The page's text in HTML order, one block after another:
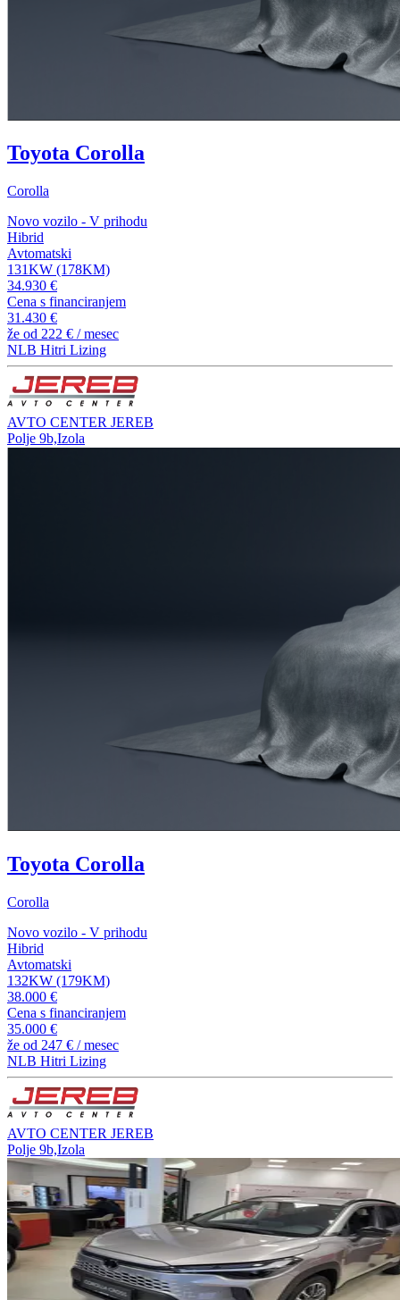
Toyota Corolla
Corolla
Novo vozilo - V prihodu
Hibrid
Avtomatski
131KW (178KM)
34.930 €
Cena s financiranjem
31.430 €
že od 222 € / mesec
NLB Hitri Lizing
AVTO CENTER JEREB
Polje 9b,Izola
Toyota Corolla
Corolla
Novo vozilo - V prihodu
Hibrid
Avtomatski
132KW (179KM)
38.000 €
Cena s financiranjem
35.000 €
že od 247 € / mesec
NLB Hitri Lizing
AVTO CENTER JEREB
Polje 9b,Izola